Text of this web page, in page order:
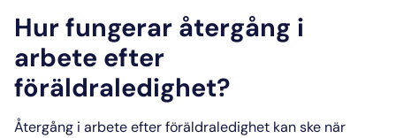
Hur fungerar återgång i
arbete efter
föräldraledighet?
Återgång i arbete efter föräldraledighet kan ske när